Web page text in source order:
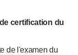
certification du
de l'examen du